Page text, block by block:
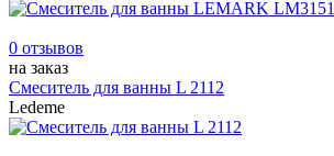
0 отзывов
на заказ
Смеситель для ванны L 2112
Ledeme